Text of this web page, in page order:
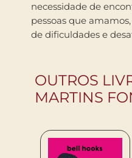
necessidade de
pessoas que
de dificuldades e
OUTROS
MARTINS